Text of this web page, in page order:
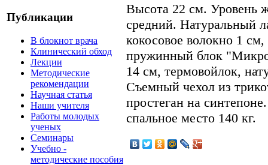
Публикации
В блокнот врача
Клинический обход
Лекции
Методические
рекомендации
Научная статья
Наши учителя
Работы молодых
ученых
Семинары
Учебно -
методические пособия
Высота 22 см. Уровень
средний. Натуральный
кокосовое волокно 1
пружинный блок
14 см, термовойлок,
Съемный чехол из
простеган на
спальное место 140 кг.